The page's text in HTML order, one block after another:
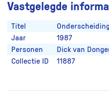
Vastgelegde
Titel
Onderscheiding
Jaar
1987
Personen
Dick van
Collectie ID
11887